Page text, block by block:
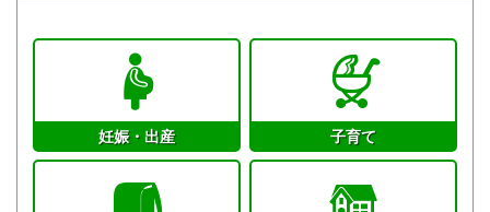
妊娠・出産 子育て